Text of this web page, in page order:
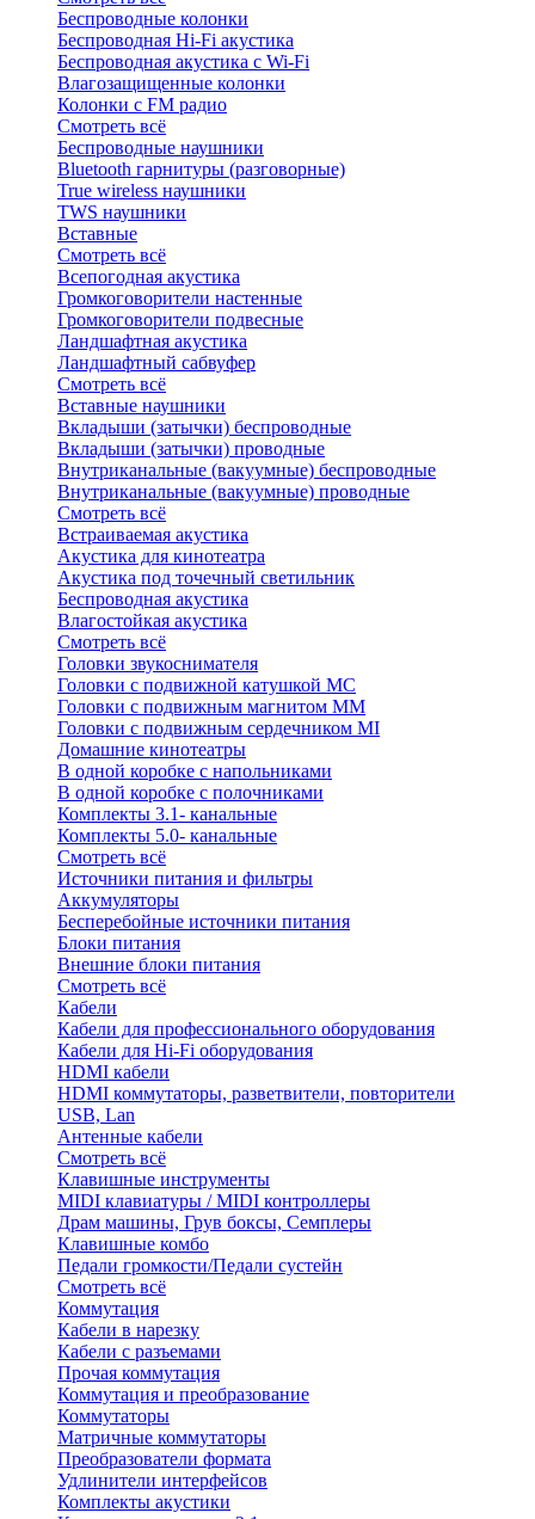
Беспроводные колонки
Беспроводная Hi-Fi акустика
Беспроводная акустика с Wi-Fi
Влагозащищенные колонки
Колонки с FM радио
Смотреть всё
Беспроводные наушники
Bluetоoth гарнитуры (разговорные)
True wireless наушники
TWS наушники
Вставные
Смотреть всё
Всепогодная акустика
Громкоговорители настенные
Громкоговорители подвесные
Ландшафтная акустика
Ландшафтный сабвуфер
Смотреть всё
Вставные наушники
Вкладыши (затычки) беспроводные
Вкладыши (затычки) проводные
Внутриканальные (вакуумные) беспроводные
Внутриканальные (вакуумные) проводные
Смотреть всё
Встраиваемая акустика
Акустика для кинотеатра
Акустика под точечный светильник
Беспроводная акустика
Влагостойкая акустика
Смотреть всё
Головки звукоснимателя
Головки с подвижной катушкой MC
Головки с подвижным магнитом ММ
Головки с подвижным сердечником MI
Домашние кинотеатры
В одной коробке с напольниками
В одной коробке с полочниками
Комплекты 3.1- канальные
Комплекты 5.0- канальные
Смотреть всё
Источники питания и фильтры
Аккумуляторы
Бесперебойные источники питания
Блоки питания
Внешние блоки питания
Смотреть всё
Кабели
Кабели для профессионального оборудования
Кабели для Hi-Fi оборудования
HDMI кабели
HDMI коммутаторы, разветвители, повторители
USB, Lan
Антенные кабели
Смотреть всё
Клавишные инструменты
MIDI клавиатуры / MIDI контроллеры
Драм машины, Грув боксы, Семплеры
Клавишные комбо
Педали громкости/Педали сустейн
Смотреть всё
Коммутация
Кабели в нарезку
Кабели с разъемами
Прочая коммутация
Коммутация и преобразование
Коммутаторы
Матричные коммутаторы
Преобразователи формата
Удлинители интерфейсов
Комплекты акустики